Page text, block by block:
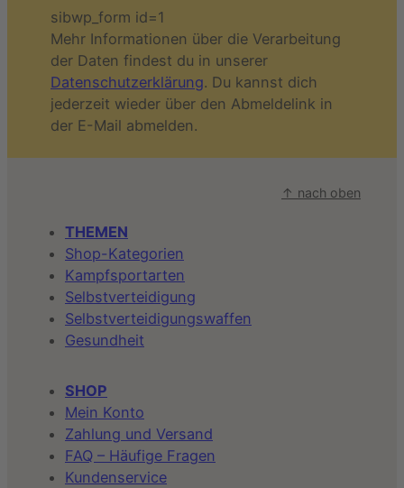
sibwp_form id=1
Mehr Informationen über die Verarbeitung
der Daten findest du in unserer
Datenschutzerklärung. Du kannst dich
jederzeit wieder über den Abmeldelink in
der E-Mail abmelden.
↑ nach oben
THEMEN
Shop-Kategorien
Kampfsportarten
Selbstverteidigung
Selbstverteidigungswaffen
Gesundheit
SHOP
Mein Konto
Zahlung und Versand
FAQ – Häufige Fragen
Kundenservice